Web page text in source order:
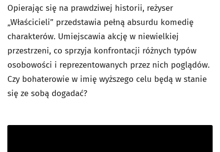
Opierając się na prawdziwej historii, reżyser
„Właścicieli” przedstawia pełną absurdu komedię
charakterów. Umiejscawia akcję w niewielkiej
przestrzeni, co sprzyja konfrontacji różnych typów
osobowości i reprezentowanych przez nich poglądów.
Czy bohaterowie w imię wyższego celu będą w stanie
się ze sobą dogadać?